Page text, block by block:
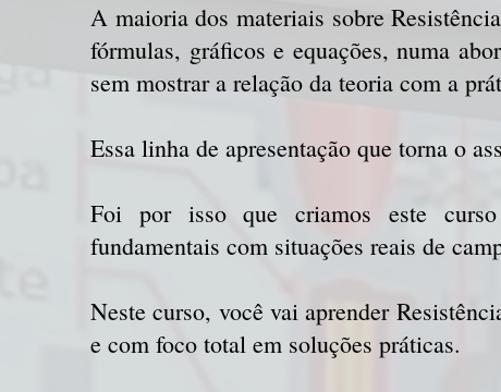
A maioria dos materiais sobre
fórmulas, gráficos e equações, numa
sem mostrar a relação da teoria com a
Essa linha de apresentação que torna o
Foi por isso que criamos este
fundamentais com situações reais de
Neste curso, você vai aprender
e com foco total em soluções práticas.